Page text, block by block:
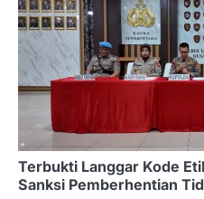
Terbukti Langgar Kode
Sanksi Pemberhentian